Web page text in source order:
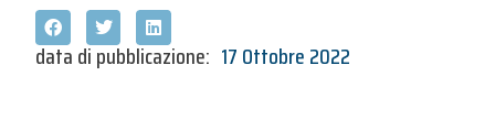
data di pubblicazione: 17 Ottobre 2022